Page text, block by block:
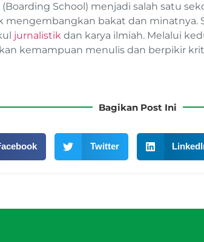
(Boarding School) menjadi salah satu
mengembangkan bakat dan minatnya.
jurnalistik dan karya ilmiah. Melalui
kemampuan menulis dan berpikir
Bagikan Post Ini
Twitter